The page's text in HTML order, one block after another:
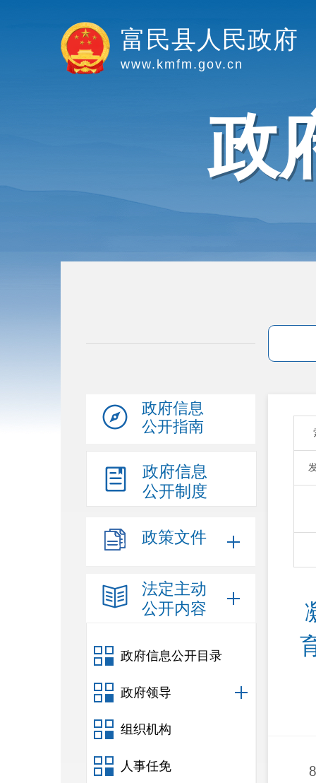
富民县人民政府
www.kmfm.gov.cn
政
政府信息
公开指南
政府信息
公开制度
政策文件
法定主动
公开内容
政府信息公开目录
政府领导
组织机构
人事任免
8